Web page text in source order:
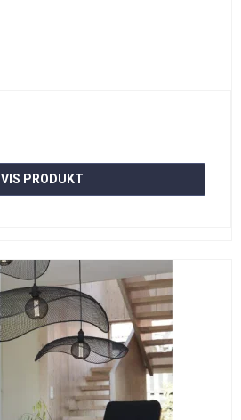
VIS PRODUKT